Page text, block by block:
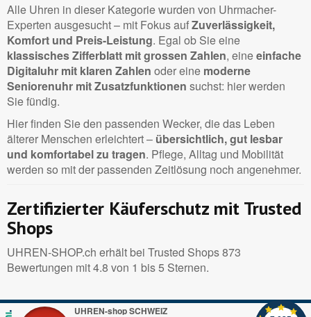
Alle Uhren in dieser Kategorie wurden von Uhrmacher-
Experten ausgesucht – mit Fokus aufZuverlässigkeit,
Komfort und Preis-Leistung. Egal ob Sie eine
klassisches Zifferblatt mit grossen Zahlen, eineeinfache
Digitaluhr mit klaren Zahlen oder eine moderne
Seniorenuhr mit Zusatzfunktionen suchst: hier werden
Sie fündig.
Hier finden Sie den passenden Wecker, die das Leben
älterer Menschen erleichtert – übersichtlich, gut lesbar
und komfortabel zu tragen. Pflege, Alltag und Mobilität
werden so mit der passenden Zeitlösung noch angenehmer.
Zertifizierter Käuferschutz mit Trusted
Shops
UHREN-SHOP.ch erhält bei Trusted Shops 873
Bewertungen mit 4.8 von 1 bis 5 Sternen.
UHREN-shop SCHWEIZ